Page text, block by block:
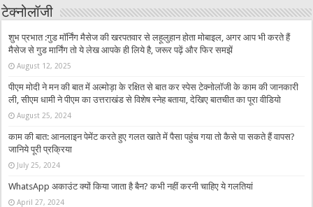
टेक्नोलॉजी
शुभ प्रभात :गुड मॉर्निंग मैसेज की खरपतवार से लहूलुहान होता मोबाइल, अगर आप भी करते हैं
मैसेज से गुड मार्निंग तो ये लेख आपके ही लिये है, जरूर पढ़ें और फिर समझें
August 12, 2025
पीएम मोदी ने मन की बात में अल्मोड़ा के रक्षित से बात कर स्पेस टेक्नोलॉजी के काम की जानकारी
ली, सीएम धामी ने पीएम का उत्तराखंड से विशेष स्नेह बताया, देखिए बातचीत का पूरा वीडियो
August 25, 2024
काम की बात: आनलाइन पेमेंट करते हुए गलत खाते में पैसा पहुंच गया तो कैसे पा सकते हैं वापस?
जानिये पूरी प्रक्रिया
July 25, 2024
WhatsApp अकाउंट क्यों किया जाता है बैन? कभी नहीं करनी चाहिए ये गलतियां
April 27, 2024